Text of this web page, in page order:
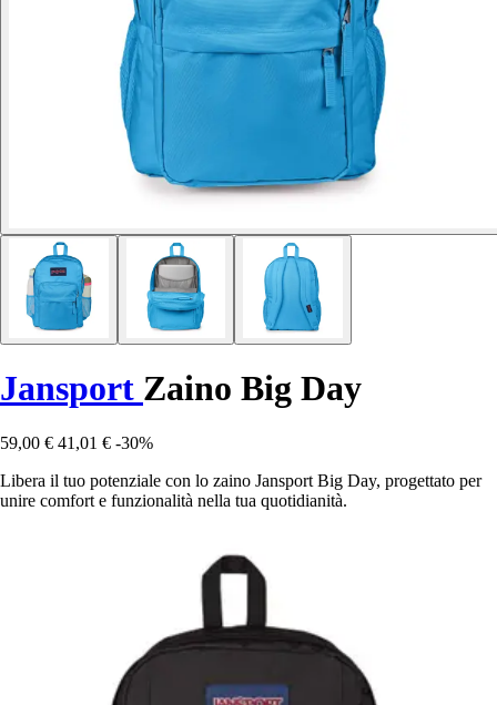
Jansport Zaino Big Day
59,00 € 41,01 € -30%
Libera il tuo potenziale con lo zaino Jansport Big Day, progettato per
unire comfort e funzionalità nella tua quotidianità.